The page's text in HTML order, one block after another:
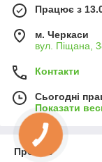
Працює з
м. Черкаси
вул. Піщана,
Контакти
Сьогодні
Показати
Про нас